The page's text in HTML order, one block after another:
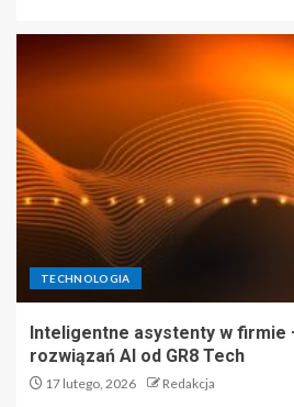
TECHNOLOGIA
Inteligentne asystenty w firmie
rozwiązań AI od GR8 Tech
17 lutego, 2026 Redakcja